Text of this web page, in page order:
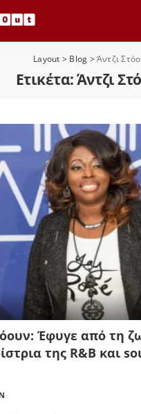
Layout > Blog >Άντζι
Ετικέτα:Άντζι
Έφυγε από τη
της R&B και